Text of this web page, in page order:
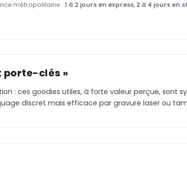
métropolitaine : 1 à 2 jours en express, 2 à 4 jours en
porte-clés »
: ces goodies utiles, à forte valeur perçue, sont
discret mais efficace par gravure laser ou